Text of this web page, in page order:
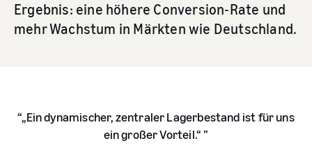
Ergebnis: eine höhere Conversion-Rate und
mehr Wachstum in Märkten wie Deutschland.
„Ein dynamischer, zentraler Lagerbestand ist für uns
ein großer Vorteil.“